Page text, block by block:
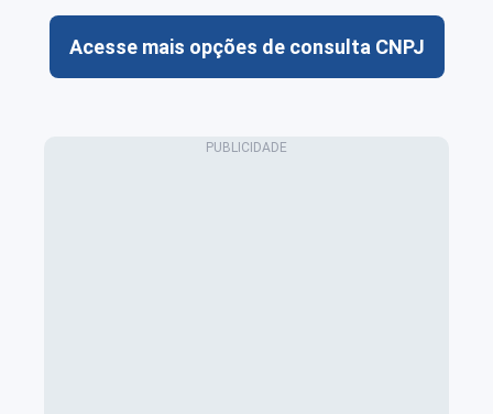
Acesse mais opções de consulta CNPJ